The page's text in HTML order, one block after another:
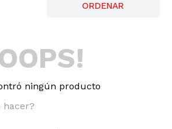
ningún producto
hacer?